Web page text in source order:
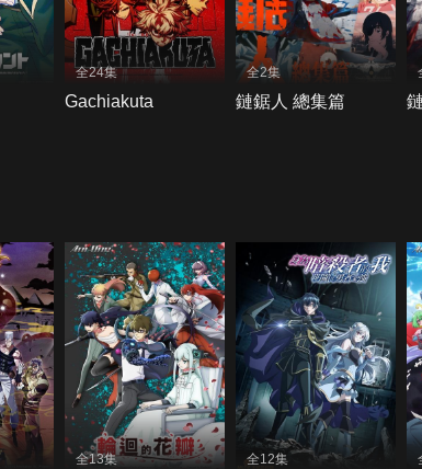
全24集
Gachiakuta
全2集
鏈鋸人 總集篇
全13集 全12集